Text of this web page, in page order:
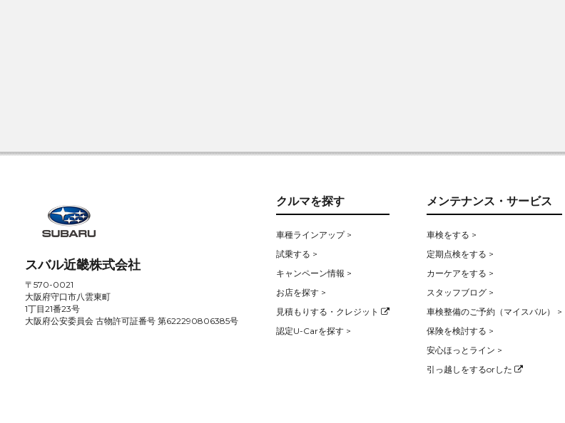
スバル近畿株式会社
〒570-0021
大阪府守口市八雲東町
1丁目21番23号
大阪府公安委員会 古物許可証番号 第622290806385号
クルマを探す
車種ラインアップ >
試乗する >
キャンペーン情報 >
お店を探す >
見積もりする・クレジット
認定U-Carを探す >
メンテナンス・サービス
車検をする >
定期点検をする >
カーケアをする >
スタッフブログ >
車検整備のご予約（マイスバル） >
保険を検討する >
安心ほっとライン >
引っ越しをするorした